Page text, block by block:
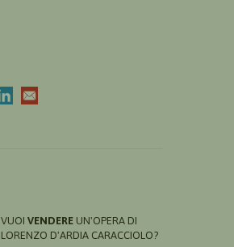
VUOI VENDERE UN'OPERA DI
LORENZO D'ARDIA CARACCIOLO?